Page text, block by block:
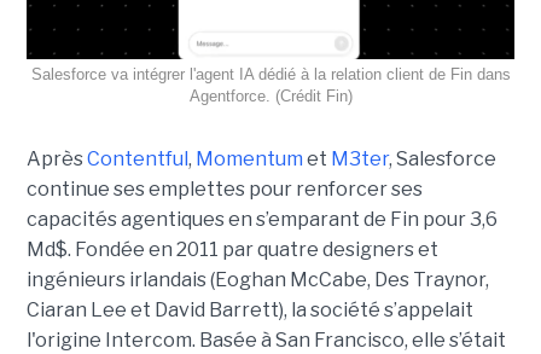
Salesforce va intégrer l'agent IA dédié à la relation client de Fin dans
Agentforce. (Crédit Fin)
AprèsContentful , Momentum et M3ter, Salesforce
continue ses emplettes pour renforcer ses
capacités agentiques en s’emparant de Fin pour 3,6
Md$. Fondée en 2011 par quatre designers et
ingénieurs irlandais (Eoghan McCabe, Des Traynor,
Ciaran Lee et David Barrett), la société s’appelait
l'origine Intercom. Basée à San Francisco, elle s’était